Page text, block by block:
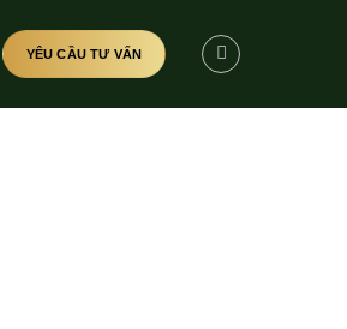
YÊU CẦU TƯ VẤN